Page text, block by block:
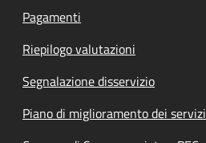
Pagamenti
Riepilogo valutazioni
Segnalazione disservizio
Piano di miglioramento dei servizi